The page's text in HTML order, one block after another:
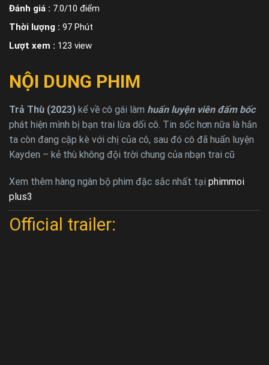
Đánh giá : 7.0/10 điểm
Thời lượng : 97 Phút
Lượt xem : 123 view
NỘI DUNG PHIM
Trả Thù (2023) kể về cô gái làm huấn luyện viên đấm bốc
phát hiện mình bị bạn trai lừa dối cô. Tin sốc hơn nữa là hắn
ta còn đang cặp kè với chị của cô, sau đó cô đã huấn luyện
Kayden – kẻ thù không đội trời chung của nbạn trai cũ
Xem thêm hàng ngàn bộ phim đặc sắc nhất tại phimmoi
plus3
Official trailer: